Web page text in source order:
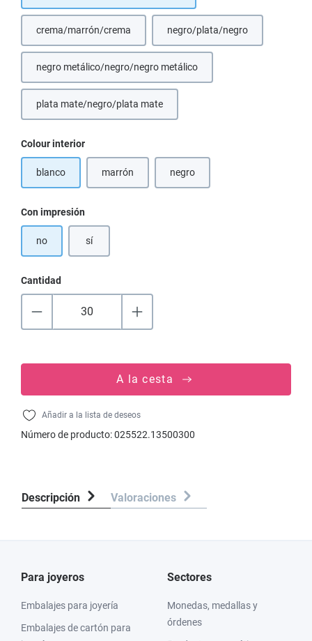
crema/marrón/crema(Esta opción no está disponible en este momento.)
negro/plata/negro
(Esta opción no está
negro metálico/negro/negro metálico(Esta opción no está disponible en este momento.)
plata mate/negro/plata mate(Esta opción no está disponible en este momento.)
Seleccione
Colour interior
blanco marrón(Esta opción no está disponible en este momento.)
negro(Esta opción no está disponible
Seleccione
Con impresión
no sí
Cantidad
A la cesta
Añadir a la lista de deseos
Número de producto:025522.13500300
Descripción Valoraciones
Para joyeros
Embalajes para joyería
Embalajes de cartón para
Sectores
Monedas, medallas y
órdenes